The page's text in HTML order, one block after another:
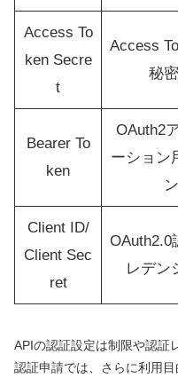
Access To
ken Secre
t
Access
秘
Bearer To
ken
OAuth2
ーション
ン
Client ID/
Client Sec
ret
OAuth2.0
レデン
APIの認証設定は制限や認証
認証申請では、さらに利用